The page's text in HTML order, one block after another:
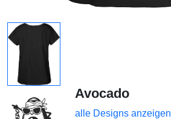
Avocado
alle Designs anzeigen